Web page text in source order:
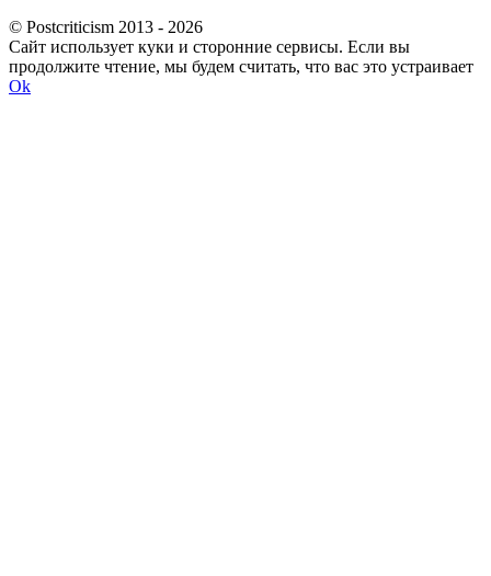
© Postcriticism 2013 - 2026
Сайт использует куки и сторонние сервисы. Если вы
продолжите чтение, мы будем считать, что вас это устраивает
Ok